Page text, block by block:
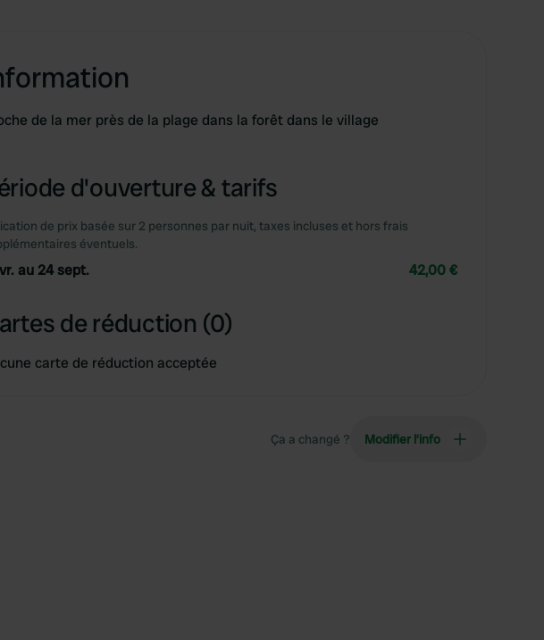
de la mer près de la plage dans la forêt dans le village
d'ouverture & tarifs
de prix basée sur 2 personnes par nuit, taxes incluses et hors frais
éventuels.
au 24 sept. 42,00 €
de réduction (0)
carte de réduction acceptée
Ça a changé ? Modifier l’info